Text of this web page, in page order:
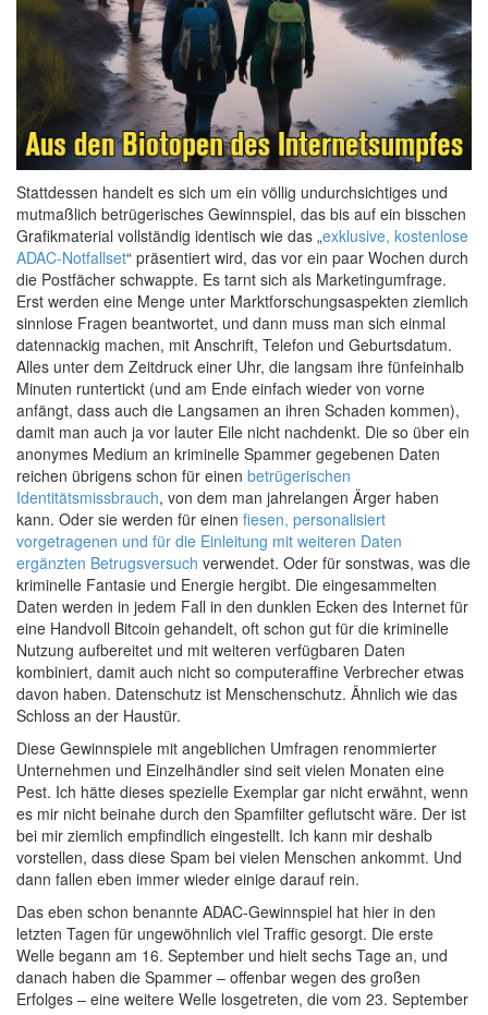
Stattdessen handelt es sich um ein völlig undurchsichtiges und
mutmaßlich betrügerisches Gewinnspiel, das bis auf ein bisschen
Grafikmaterial vollständig identisch wie das „exklusive, kostenlose
ADAC-Notfallset“ präsentiert wird, das vor ein paar Wochen durch
die Postfächer schwappte. Es tarnt sich als Marketingumfrage.
Erst werden eine Menge unter Marktforschungsaspekten ziemlich
sinnlose Fragen beantwortet, und dann muss man sich einmal
datennackig machen, mit Anschrift, Telefon und Geburtsdatum.
Alles unter dem Zeitdruck einer Uhr, die langsam ihre fünfeinhalb
Minuten runtertickt (und am Ende einfach wieder von vorne
anfängt, dass auch die Langsamen an ihren Schaden kommen),
damit man auch ja vor lauter Eile nicht nachdenkt. Die so über ein
anonymes Medium an kriminelle Spammer gegebenen Daten
reichen übrigens schon für einen betrügerischen
Identitätsmissbrauch, von dem man jahrelangen Ärger haben
kann. Oder sie werden für einen fiesen, personalisiert
vorgetragenen und für die Einleitung mit weiteren Daten
ergänzten Betrugsversuch verwendet. Oder für sonstwas, was die
kriminelle Fantasie und Energie hergibt. Die eingesammelten
Daten werden in jedem Fall in den dunklen Ecken des Internet für
eine Handvoll Bitcoin gehandelt, oft schon gut für die kriminelle
Nutzung aufbereitet und mit weiteren verfügbaren Daten
kombiniert, damit auch nicht so computeraffine Verbrecher etwas
davon haben. Datenschutz ist Menschenschutz. Ähnlich wie das
Schloss an der Haustür.
Diese Gewinnspiele mit angeblichen Umfragen renommierter
Unternehmen und Einzelhändler sind seit vielen Monaten eine
Pest. Ich hätte dieses spezielle Exemplar gar nicht erwähnt, wenn
es mir nicht beinahe durch den Spamfilter geflutscht wäre. Der ist
bei mir ziemlich empfindlich eingestellt. Ich kann mir deshalb
vorstellen, dass diese Spam bei vielen Menschen ankommt. Und
dann fallen eben immer wieder einige darauf rein.
Das eben schon benannte ADAC-Gewinnspiel hat hier in den
letzten Tagen für ungewöhnlich viel Traffic gesorgt. Die erste
Welle begann am 16. September und hielt sechs Tage an, und
danach haben die Spammer – offenbar wegen des großen
Erfolges – eine weitere Welle losgetreten, die vom 23. September